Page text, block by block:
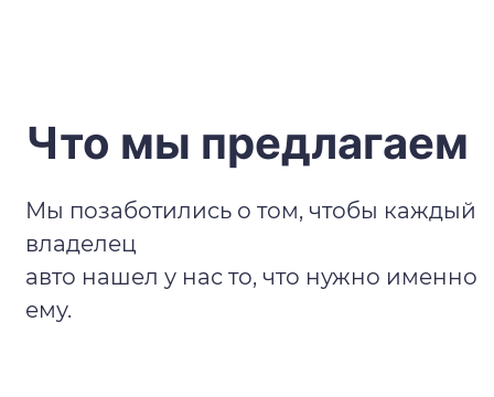
Что мы предлагаем
Мы позаботились о том, чтобы каждый
владелец
авто нашел у нас то, что нужно именно
ему.